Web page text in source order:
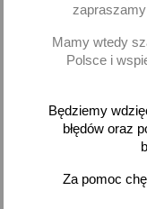
Mamy wtedy
Polsce i
Będziemy
błędów oraz
Za pomoc